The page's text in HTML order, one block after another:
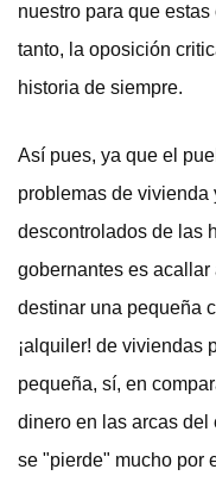
nuestro para que
tanto, la oposición
historia de siempre.
Así pues, ya que el
problemas de
descontrolados de las
gobernantes es
destinar una pequeña
¡alquiler! de viviendas
pequeña, sí, en
dinero en las arcas del
se "pierde" mucho por